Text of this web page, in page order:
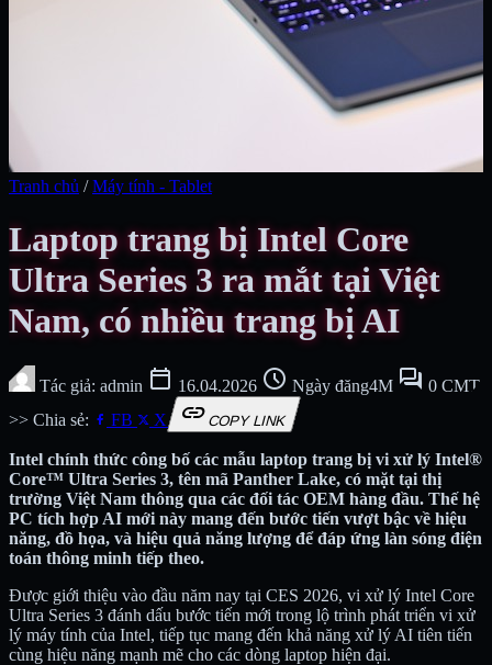
Tranh chủ / Máy tính - Tablet
Laptop trang bị Intel Core
Ultra Series 3 ra mắt tại Việt
Nam, có nhiều trang bị AI
Tác giả: admin calendar_today 16.04.2026 schedule Ngày đăng4M forum 0 CMT
>> Chia sẻ:
FB X linkCOPY LINK
Intel chính thức công bố các mẫu laptop trang bị vi xử lý Intel®
Core™ Ultra Series 3, tên mã Panther Lake, có mặt tại thị
trường Việt Nam thông qua các đối tác OEM hàng đầu. Thế hệ
PC tích hợp AI mới này mang đến bước tiến vượt bậc về hiệu
năng, đồ họa, và hiệu quả năng lượng để đáp ứng làn sóng điện
toán thông minh tiếp theo.
Được giới thiệu vào đầu năm nay tại CES 2026, vi xử lý Intel Core
Ultra Series 3 đánh dấu bước tiến mới trong lộ trình phát triển vi xử
lý máy tính của Intel, tiếp tục mang đến khả năng xử lý AI tiên tiến
cùng hiệu năng mạnh mẽ cho các dòng laptop hiện đại.